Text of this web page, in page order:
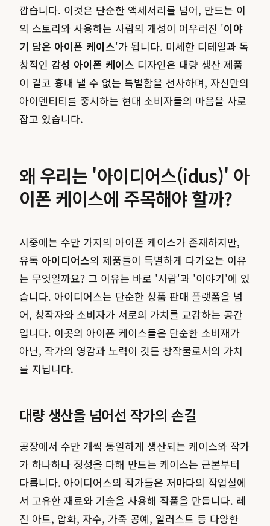
깝습니다. 이것은 단순한 액세서리를 넘어, 만드는 이
의 스토리와 사용하는 사람의 개성이 어우러진 '이야
기 담은 아이폰 케이스'가 됩니다. 미세한 디테일과 독
창적인 감성 아이폰 케이스 디자인은 대량 생산 제품
이 결코 흉내 낼 수 없는 특별함을 선사하며, 자신만의
아이덴티티를 중시하는 현대 소비자들의 마음을 사로
잡고 있습니다.
왜 우리는 '아이디어스(idus)' 아
이폰 케이스에 주목해야 할까?
시중에는 수만 가지의 아이폰 케이스가 존재하지만,
유독 아이디어스의 제품들이 특별하게 다가오는 이유
는 무엇일까요? 그 이유는 바로 '사람'과 '이야기'에 있
습니다. 아이디어스는 단순한 상품 판매 플랫폼을 넘
어, 창작자와 소비자가 서로의 가치를 교감하는 공간
입니다. 이곳의 아이폰 케이스들은 단순한 소비재가
아닌, 작가의 영감과 노력이 깃든 창작물로서의 가치
를 지닙니다.
대량 생산을 넘어선 작가의 손길
공장에서 수만 개씩 동일하게 생산되는 케이스와 작가
가 하나하나 정성을 다해 만드는 케이스는 근본부터
다릅니다. 아이디어스의 작가들은 저마다의 작업실에
서 고유한 재료와 기술을 사용해 작품을 만듭니다. 레
진 아트, 압화, 자수, 가죽 공예, 일러스트 등 다양한